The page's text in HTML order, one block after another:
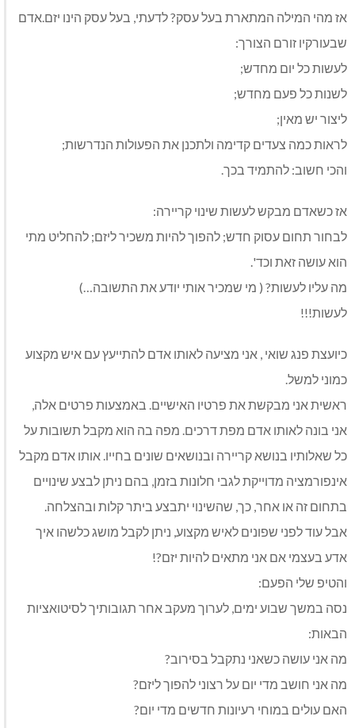
אז מהי המילה המתארת בעל עסק? לדעתי, בעל עסק הינו יזם.אדם
שבעורקיו זורם הצורך:
לעשות כל יום מחדש;
לשנות כל פעם מחדש;
ליצור יש מאין;
לראות כמה צעדים קדימה ולתכנן את הפעולות הנדרשות;
והכי חשוב: להתמיד בכך.
אז כשאדם מבקש לעשות שינוי קריירה:
לבחור תחום עסוק חדש; להפוך להיות משכיר ליזם; להחליט מתי
הוא עושה זאת וכד'.
מה עליו לעשות? ( מי שמכיר אותי יודע את התשובה…)
לעשות!!!
כיועצת פנג שואי , אני מציעה לאותו אדם להתייעץ עם איש מקצוע
כמוני למשל.
ראשית אני מבקשת את פרטיו האישיים. באמצעות פרטים אלה,
אני בונה לאותו אדם מפת דרכים. מפה בה הוא מקבל תשובות על
כל שאלותיו בנושא קריירה ובנושאים שונים בחייו. אותו אדם מקבל
אינפורמציה מדוייקת לגבי חלונות בזמן, בהם ניתן לבצע שינויים
בתחום זה או אחר, כך, שהשינוי יתבצע ביתר קלות ובהצלחה.
אבל עוד לפני שפונים לאיש מקצוע, ניתן לקבל מושג כלשהו איך
אדע בעצמי אם אני מתאים להיות יזם?!
והטיפ שלי הפעם:
נסה במשך שבוע ימים, לערוך מעקב אחר תגובותיך לסיטואציות
הבאות:
מה אני עושה כשאני נתקבל בסירוב?
מה אני חושב מדי יום על רצוני להפוך ליזם?
האם עולים במוחי רעיונות חדשים מדי יום?